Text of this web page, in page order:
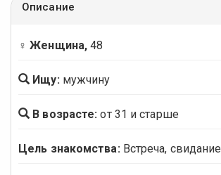
Описание
♀ Женщина, 48
Ищу: мужчину
В возрасте: от 31 и старше
Цель знакомства: Встреча, свидание